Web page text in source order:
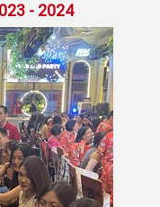
- 2024